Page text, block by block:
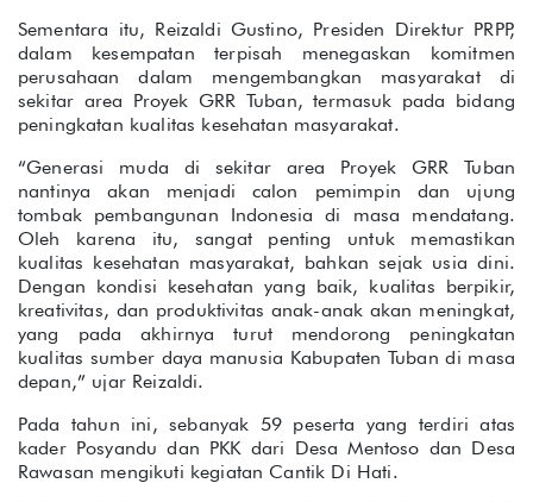
Sementara itu, Reizaldi Gustino, Presiden Direktur PRPP,
dalam kesempatan terpisah menegaskan komitmen
perusahaan dalam mengembangkan masyarakat di
sekitar area Proyek GRR Tuban, termasuk pada bidang
peningkatan kualitas kesehatan masyarakat.
“Generasi muda di sekitar area Proyek GRR Tuban
nantinya akan menjadi calon pemimpin dan ujung
tombak pembangunan Indonesia di masa mendatang.
Oleh karena itu, sangat penting untuk memastikan
kualitas kesehatan masyarakat, bahkan sejak usia dini.
Dengan kondisi kesehatan yang baik, kualitas berpikir,
kreativitas, dan produktivitas anak-anak akan meningkat,
yang pada akhirnya turut mendorong peningkatan
kualitas sumber daya manusia Kabupaten Tuban di masa
depan,” ujar Reizaldi.
Pada tahun ini, sebanyak 59 peserta yang terdiri atas
kader Posyandu dan PKK dari Desa Mentoso dan Desa
Rawasan mengikuti kegiatan Cantik Di Hati.